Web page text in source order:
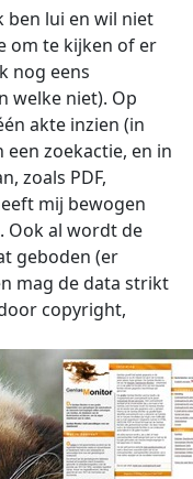
ben lui en wil niet
om te kijken of er
nog eens
welke niet). Op
akte inzien (in
een zoekactie, en in
zoals PDF,
mij bewogen
Ook al wordt de
geboden (er
mag de data strikt
copyright,